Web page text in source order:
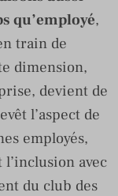
qu’employé,
train de
dimension,
devient de
l’aspect de
employés,
avec
du club des